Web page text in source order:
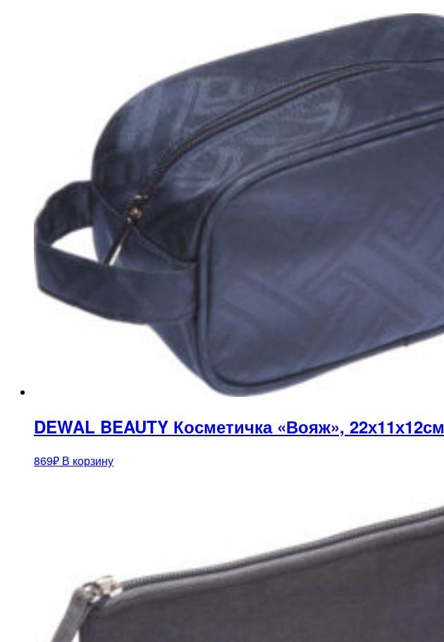
DEWAL BEAUTY Косметичка «Вояж», 22х11х12см
869₽ В корзину